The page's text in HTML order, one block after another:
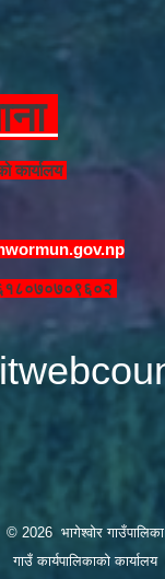
कार्यालय
© 2026 भागेश्वोर गाउँपालिका
गाउँ कार्यपालिकाको कार्यालय